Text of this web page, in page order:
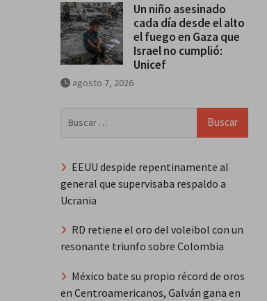
Un niño asesinado
cada día desde el alto
el fuego en Gaza que
Israel no cumplió:
Unicef
agosto 7, 2026
EEUU despide repentinamente al
general que supervisaba respaldo a
Ucrania
RD retiene el oro del voleibol con un
resonante triunfo sobre Colombia
México bate su propio récord de oros
en Centroamericanos, Galván gana en